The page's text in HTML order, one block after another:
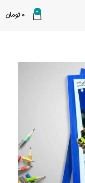
0
0 تومان